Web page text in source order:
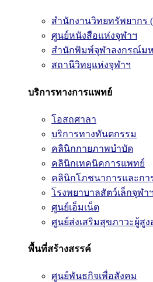
สำนักงานวิทยทรัพยากร
ศูนย์หนังสือแห่งจุฬาฯ
สำนักพิมพ์จุฬาลงกรณ์ม
สถานีวิทยุแห่งจุฬาฯ
บริการทางการแพทย์
โอสถศาลา
บริการทางทันตกรรม
คลินิกกายภาพบำบัด
คลินิกเทคนิคการแพทย์
คลินิกโภชนาการและกา
โรงพยาบาลสัตว์เล็กจุฬาฯ
ศูนย์เอ็มเน็ต
ศูนย์ส่งเสริมสุขภาวะผู้สูง
พื้นที่สร้างสรรค์
ศูนย์พันธกิจเพื่อสังคม